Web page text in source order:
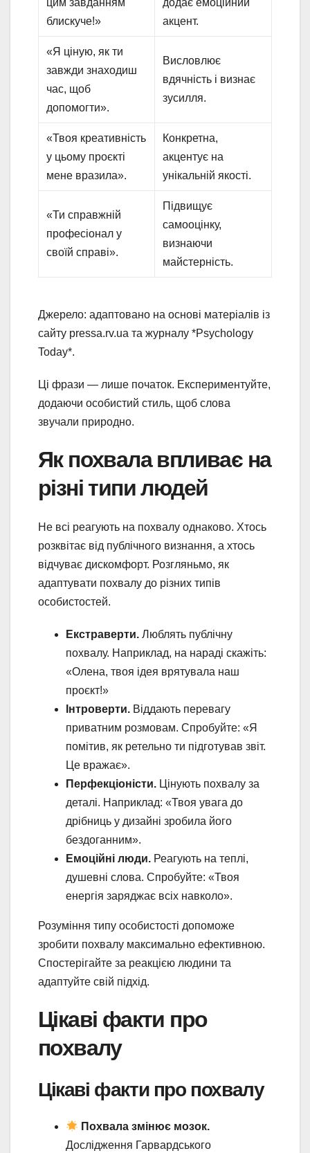
цим завданням
блискуче!»
додає емоційний
акцент.
«Я ціную, як ти
завжди знаходиш
час, щоб
допомогти».
Висловлює
вдячність і визнає
зусилля.
«Твоя креативність
у цьому проєкті
мене вразила».
Конкретна,
акцентує на
унікальній якості.
«Ти справжній
професіонал у
своїй справі».
Підвищує
самооцінку,
визнаючи
майстерність.
Джерело: адаптовано на основі матеріалів із
сайту pressa.rv.ua та журналу *Psychology
Today*.
Ці фрази — лише початок. Експериментуйте,
додаючи особистий стиль, щоб слова
звучали природно.
Як похвала впливає на
різні типи людей
Не всі реагують на похвалу однаково. Хтось
розквітає від публічного визнання, а хтось
відчуває дискомфорт. Розгляньмо, як
адаптувати похвалу до різних типів
особистостей.
Екстраверти. Люблять публічну
похвалу. Наприклад, на нараді скажіть:
«Олена, твоя ідея врятувала наш
проєкт!»
Інтроверти. Віддають перевагу
приватним розмовам. Спробуйте: «Я
помітив, як ретельно ти підготував звіт.
Це вражає».
Перфекціоністи. Цінують похвалу за
деталі. Наприклад: «Твоя увага до
дрібниць у дизайні зробила його
бездоганним».
Емоційні люди. Реагують на теплі,
душевні слова. Спробуйте: «Твоя
енергія заряджає всіх навколо».
Розуміння типу особистості допоможе
зробити похвалу максимально ефективною.
Спостерігайте за реакцією людини та
адаптуйте свій підхід.
Цікаві факти про
похвалу
Цікаві факти про похвалу
Похвала змінює мозок.
Дослідження Гарвардського